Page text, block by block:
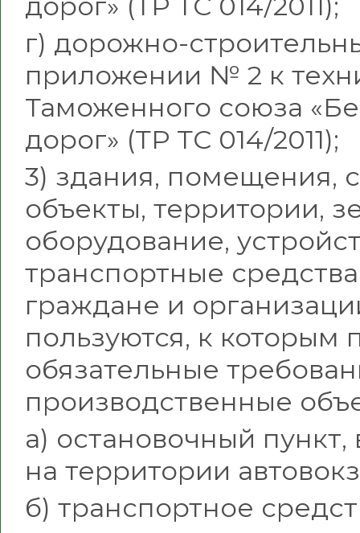
г) дорожно-
приложении № 2 к
Таможенного союза
дорог» (ТР ТС 014/2011);
3) здания, помещения,
объекты, территории,
оборудование,
транспортные
граждане и
пользуются, к которым
обязательные
производственные
а) остановочный
на территории
б) транспортное